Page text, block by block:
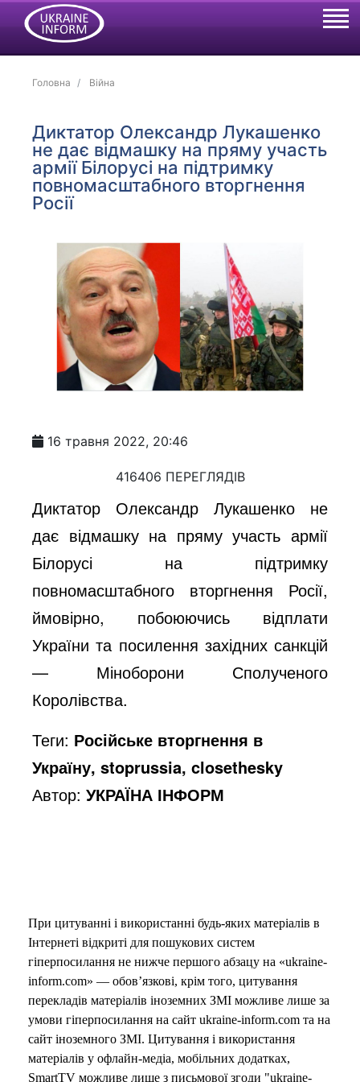
Головна Війна
Диктатор Олександр Лукашенко
не дає відмашку на пряму участь
армії Білорусі на підтримку
повномасштабного вторгнення
Росії
16 травня 2022, 20:46
416406 ПЕРЕГЛЯДІВ
Диктатор Олександр Лукашенко не
дає відмашку на пряму участь армії
Білорусі на підтримку
повномасштабного вторгнення Росії,
ймовірно, побоюючись відплати
України та посилення західних санкцій
— Міноборони Сполученого
Королівства.
Теги: Російське вторгнення в
Україну, stoprussia, closethesky
Автор:УКРАЇНА ІНФОРМ
При цитуванні і використанні будь-яких матеріалів в
Інтернеті відкриті для пошукових систем
гіперпосилання не нижче першого абзацу на «ukraine-
inform.com» — обов’язкові, крім того, цитування
перекладів матеріалів іноземних ЗМІ можливе лише за
умови гіперпосилання на сайт ukraine-inform.com та на
сайт іноземного ЗМІ. Цитування і використання
матеріалів у офлайн-медіа, мобільних додатках,
SmartTV можливе лише з письмової згоди "ukraine-